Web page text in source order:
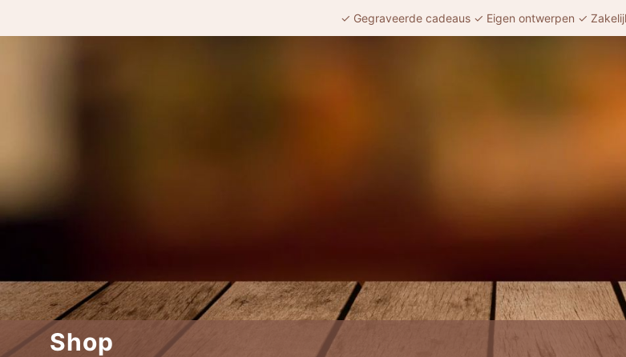
✓ Gegraveerde cadeaus ✓ Eigen ontwerpen ✓
Shop